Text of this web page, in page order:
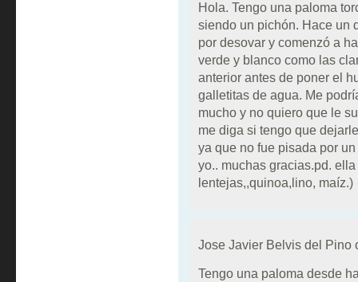
Hola. Tengo una paloma
siendo un pichón. Hace un
por desovar y comenzó a
verde y blanco como las
anterior antes de poner el
galletitas de agua. Me
mucho y no quiero que le
me diga si tengo que
ya que no fue pisada por
yo.. muchas gracias.pd.
lentejas,,quinoa,lino, maíz.)
Jose Javier Belvis del Pino
Tengo una paloma desde